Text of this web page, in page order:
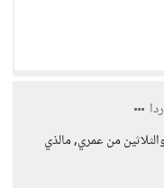
من عمري, مالذي